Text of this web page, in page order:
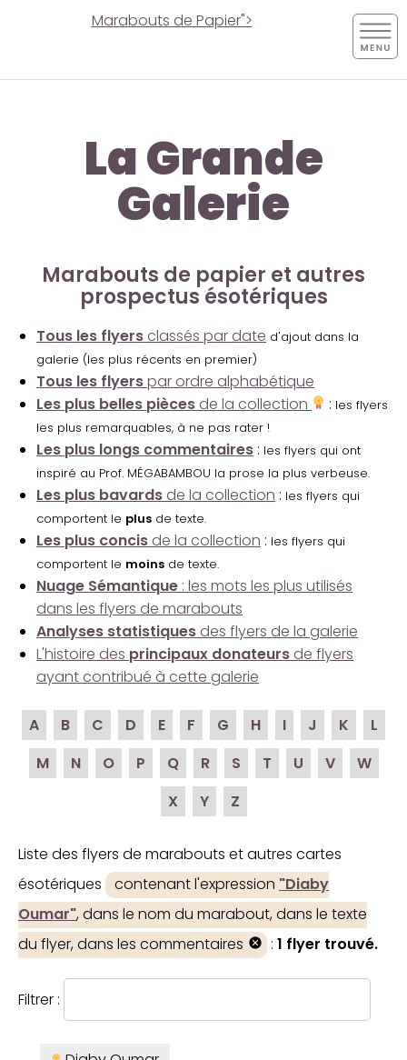
Marabouts de Papier">
La Grande
Galerie
Marabouts de papier et autres
prospectus ésotériques
Tous les flyers classés par date d'ajout dans la
galerie (les plus récents en premier)
Tous les flyerspar ordre alphabétique
Les plus belles pièces de la collection : les flyers
les plus remarquables, à ne pas rater !
Les plus longs commentaires : les flyers qui ont
inspiré au Prof. MÉGABAMBOU la prose la plus verbeuse.
Les plus bavards de la collection : les flyers qui
comportent le plus de texte.
Les plus concis de la collection : les flyers qui
comportent le moins de texte.
Nuage Sémantique : les mots les plus utilisés
dans les flyers de marabouts
Analyses statistiques des flyers de la galerie
L'histoire des principaux donateurs de flyers
ayant contribué à cette galerie
A B C D E F G H I J K
L
M
N O P Q R S T U V
W
X
Y Z
Liste des flyers de marabouts et autres cartes
ésotériques
contenant l'expression "Diaby
Oumar", dans le nom du marabout, dans le texte
du flyer, dans les commentaires
: 1 flyer trouvé.
Filtrer :